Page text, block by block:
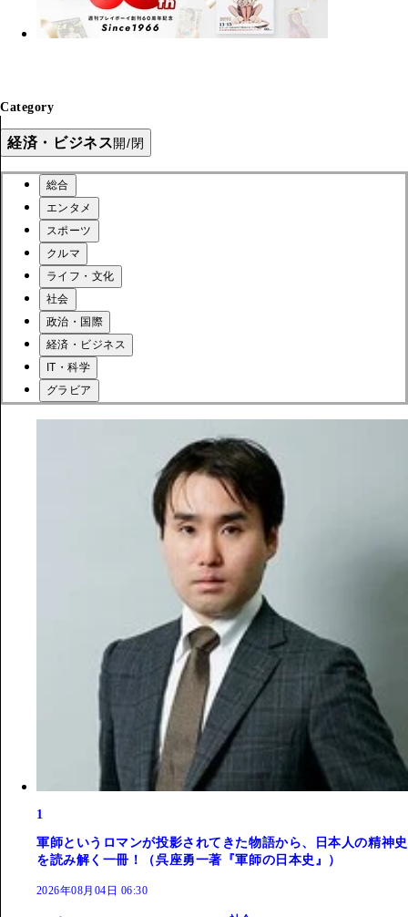
Category
経済・ビジネス開/閉
総合
エンタメ
スポーツ
クルマ
ライフ・文化
社会
政治・国際
経済・ビジネス
IT・科学
グラビア
1
軍師というロマンが投影されてきた物語から、日本人の精神史
を読み解く一冊！（呉座勇一著『軍師の日本史』）
2026年08月04日 06:30